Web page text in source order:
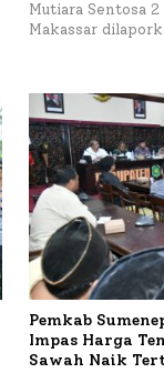
Mutiara Sentosa
Makassar
Pemkab
Impas Harga
Sawah Naik